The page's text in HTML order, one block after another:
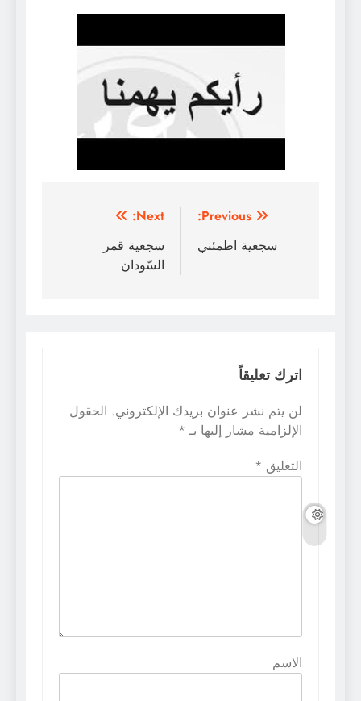
المقالات
Previous:
سجعية اطمئني
Next:
سجعية قمر
السّودان
اترك تعليقاً
لن يتم نشر عنوان بريدك الإلكتروني. الحقول
الإلزامية مشار إليها بـ*
التعليق*
الاسم